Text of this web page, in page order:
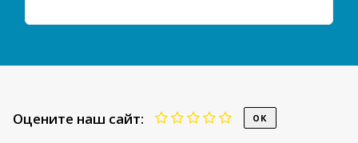
Оцените наш сайт: